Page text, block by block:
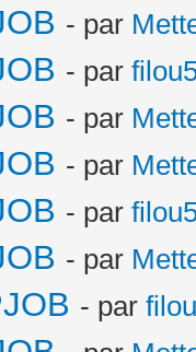
- par
- par
- par
- par
- par
- par
- par